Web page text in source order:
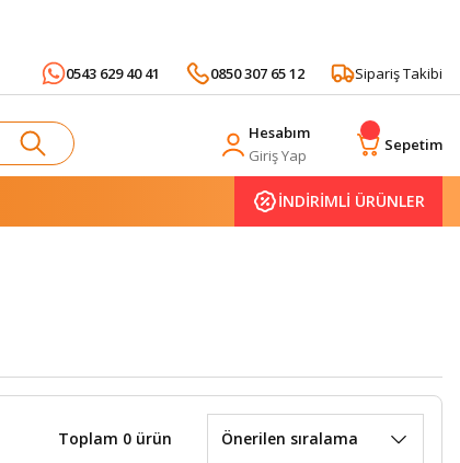
0543 629 40 41 0850 307 65 12 Sipariş Takibi
Hesabım
Giriş Yap
Sepetim
İNDİRİMLİ ÜRÜNLER
Toplam 0 ürün